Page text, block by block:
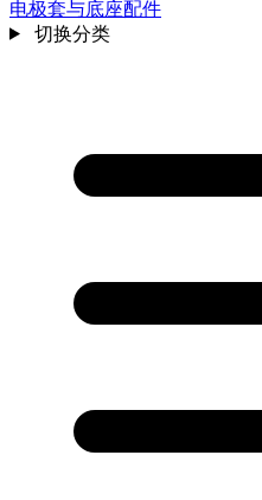
电极套与底座配件
切换分类